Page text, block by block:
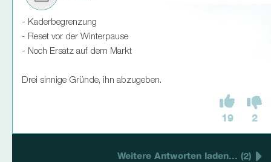
- Kaderbegrenzung
- Reset vor der Winterpause
- Noch Ersatz auf dem Markt
Drei sinnige Gründe, ihn abzugeben.
19 2
Weitere Antworten laden... (2)